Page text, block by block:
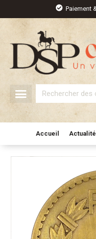
contenu
Paiement
Rechercher
Accueil